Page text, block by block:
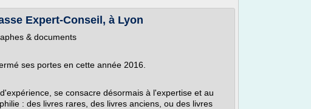
Expert-Conseil, à Lyon
& documents
ses portes en cette année 2016.
se consacre désormais à l'expertise et au
: des livres rares, des livres anciens, ou des livres